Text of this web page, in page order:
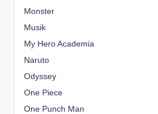
Monster
Musik
My Hero Academia
Naruto
Odyssey
One Piece
One Punch Man